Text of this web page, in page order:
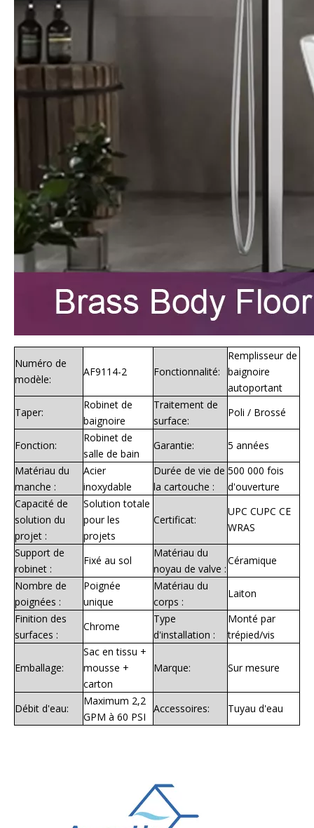
Numéro de
modèle:
AF9114-2 Fonctionnalité:
Remplisseur de
baignoire
autoportant
Taper:
Robinet de
baignoire
Traitement de
surface:
Poli / Brossé
Fonction:
Robinet de
salle de bain
Garantie:
5 années
Matériau du
manche :
Acier
inoxydable
Durée de vie de
la cartouche :
500 000 fois
d'ouverture
Capacité de
solution du
projet :
Solution totale
pour les
projets
Certificat:
UPC CUPC CE
WRAS
Support de
robinet :
Fixé au sol
Matériau du
noyau de valve :
Céramique
Nombre de
poignées :
Poignée
unique
Matériau du
corps :
Laiton
Finition des
surfaces :
Chrome
Type
d'installation :
Monté par
trépied/vis
Emballage:
Sac en tissu +
mousse +
carton
Marque: Sur mesure
Débit d'eau:
Maximum 2,2
GPM à 60 PSI
Accessoires: Tuyau d'eau